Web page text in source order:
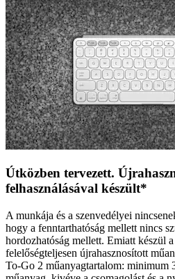
Útközben tervezett.
felhasználásával készült*
A munkája és a szenvedélyei
hogy a fenntarthatóság mellett nincs
hordozhatóság mellett. Emiatt készül
felelőségteljesen újrahasznosított
To-Go 2 műanyagtartalom: minimum